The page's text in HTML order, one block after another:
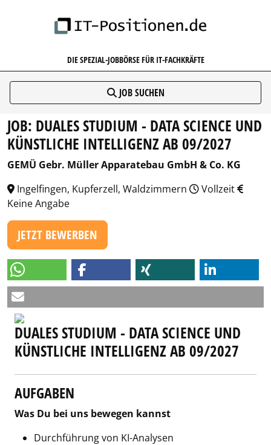
DIE SPEZIAL-JOBBÖRSE FÜR IT-FACHKRÄFTE
JOB SUCHEN
JOB: DUALES STUDIUM - DATA SCIENCE UND
KÜNSTLICHE INTELLIGENZ AB 09/2027
GEMÜ Gebr. Müller Apparatebau GmbH & Co. KG
Ingelfingen, Kupferzell, Waldzimmern
Vollzeit
Keine Angabe
JETZT BEWERBEN
DUALES STUDIUM - DATA SCIENCE UND
KÜNSTLICHE INTELLIGENZ AB 09/2027
AUFGABEN
Was Du bei uns bewegen kannst
Durchführung von KI-Analysen